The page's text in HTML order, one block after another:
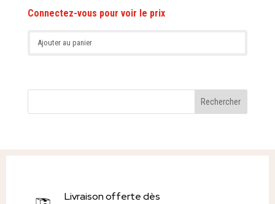
Ajouter au panier
Livraison offerte dès